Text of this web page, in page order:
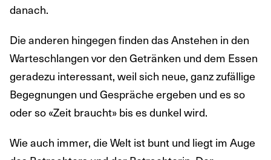
danach.
Die anderen hingegen finden das Anstehen in den
Warteschlangen vor den Getränken und dem Essen
geradezu interessant, weil sich neue, ganz zufällige
Begegnungen und Gespräche ergeben und es so
oder so «Zeit braucht» bis es dunkel wird.
Wie auch immer, die Welt ist bunt und liegt im Auge